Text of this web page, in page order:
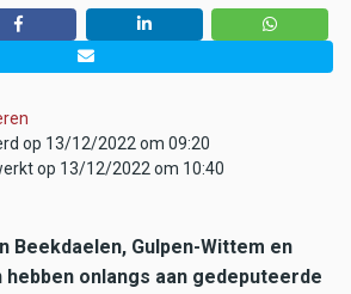
op 13/12/2022 om 09:20
op 13/12/2022 om 10:40
Beekdaelen, Gulpen-Wittem en
onlangs aan gedeputeerde